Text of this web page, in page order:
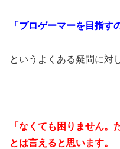
「プロゲーマーを目指す
というよくある疑問に対
「なくても困りません。
とは言えると思います。